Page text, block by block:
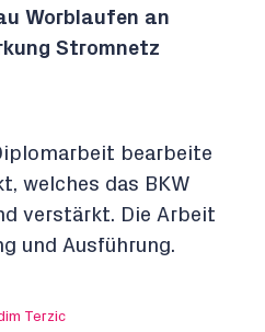
Worblaufen an
Stromnetz
bearbeite
welches das BKW
verstärkt. Die Arbeit
und Ausführung.
Terzic